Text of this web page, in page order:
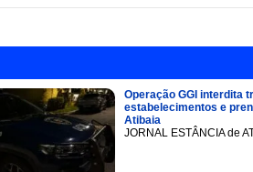
Operação GGI interdita
estabelecimentos e
Atibaia
JORNAL ESTÂNCIA de